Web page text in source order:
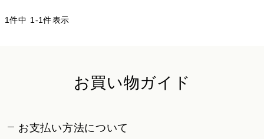
1件中 1-1件表示
お買い物ガイド
お支払い方法について